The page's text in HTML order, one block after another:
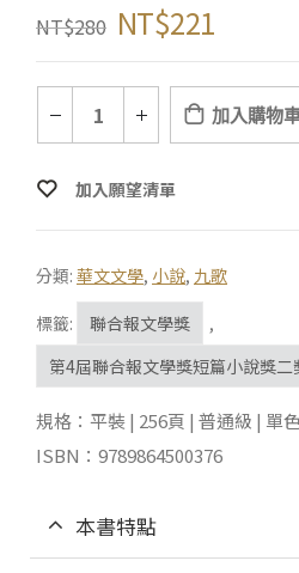
NT$280 NT$221
加入購物
加入願望清單
分類: 華文文學, 小說, 九歌
標籤:
聯合報文學獎
,
第4屆聯合報文學獎短篇小說獎二
規格：平裝 | 256頁 | 普通級 | 單
ISBN：9789864500376
本書特點